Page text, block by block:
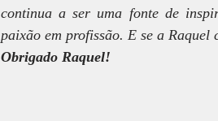
continua a ser uma fonte de
paixão em profissão. E se a Raquel
Obrigado Raquel!